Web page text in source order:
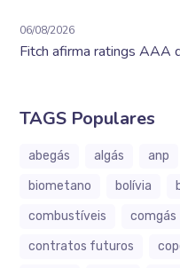
06/08/2026
Fitch afirma ratings AAA
TAGS Populares
abegás algás anp
biometano
bolívia
combustíveis
comgás
contratos futuros